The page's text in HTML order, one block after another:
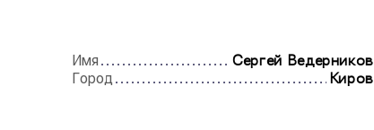
Имя
Сергей Ведерников
Город
Киров